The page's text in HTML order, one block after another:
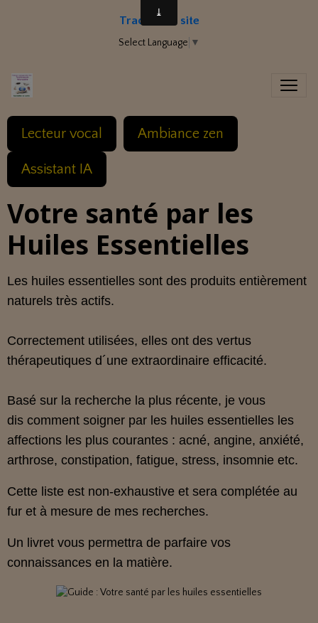
Traduire le site
Select Language ▼
Lecteur vocal Ambiance zen
Assistant IA
Votre santé par les
Huiles Essentielles
Les huiles essentielles sont des produits entièrement
naturels très actifs.
Correctement utilisées, elles ont des vertus
thérapeutiques d´une extraordinaire efficacité.
Basé sur la recherche la plus récente, je vous
dis comment soigner par les huiles essentielles les
affections les plus courantes : acné, angine, anxiété,
arthrose, constipation, fatigue, stress, insomnie etc.
Cette liste est non-exhaustive et sera complétée au
fur et à mesure de mes recherches.
Un livret vous permettra de parfaire vos
connaissances en la matière.